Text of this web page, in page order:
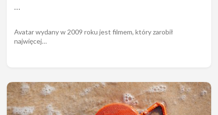
…
Avatar wydany w 2009 roku jest filmem, który zarobił
najwięcej…